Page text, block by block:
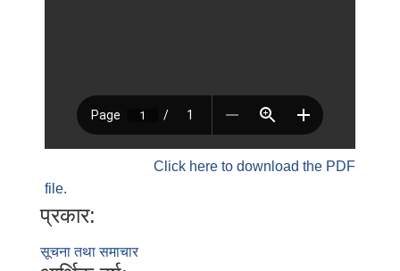
Click here to download the PDF
file.
प्रकार:
सूचना तथा समाचार